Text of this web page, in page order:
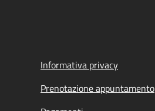
Informativa privacy
Prenotazione appuntamento